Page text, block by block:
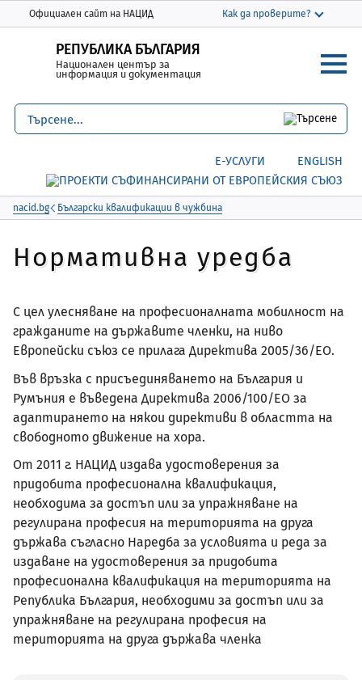
Моля,
обърнете
внимание:
включва
система
THIS SITE IN ENGLISH
Официален сайт на НАЦИД Как да проверите?
Домейнът nacid.bg принадлежи на
Националния център за информация и
Защитените уебсайтове използват HTTPS
се свързали безопасно с уебсайта nacid.bg
Споделяйте чувствителна информация
само на официални, защитени уебсайтове.
РЕПУБЛИКА БЪЛГАРИЯ
Национален център за
информация и документация
Е-УСЛУГИ ENGLISH
nacid.bg Български квалификации в чужбина
Нормативна уредба
С цел улесняване на професионалната мобилност на
гражданите на държавите членки, на ниво
Европейски съюз се прилага Директива 2005/36/ЕО.
Във връзка с присъединяването на България и
Румъния е въведена Директива 2006/100/ЕО за
адаптирането на някои директиви в областта на
свободното движение на хора.
От 2011 г. НАЦИД издава удостоверения за
придобита професионална квалификация,
необходима за достъп или за упражняване на
регулирана професия на територията на друга
държава съгласно Наредба за условията и реда за
издаване на удостоверения за придобита
професионална квалификация на територията на
Република България, необходими за достъп или за
упражняване на регулирана професия на
територията на друга държава членка